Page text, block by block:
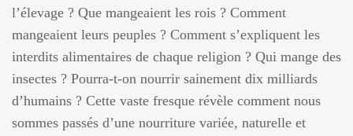
l’élevage ? Que mangeaient les rois ? Comment
mangeaient leurs peuples ? Comment s’expliquent les
interdits alimentaires de chaque religion ? Qui mange des
insectes ? Pourra-t-on nourrir sainement dix milliards
d’humains ? Cette vaste fresque révèle comment nous
sommes passés d’une nourriture variée, naturelle et